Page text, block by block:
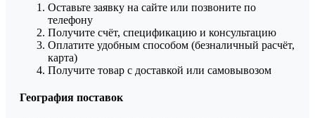
Оставьте заявку на сайте или позвоните по
телефону
Получите счёт, спецификацию и консультацию
Оплатите удобным способом (безналичный расчёт,
карта)
Получите товар с доставкой или самовывозом
География поставок